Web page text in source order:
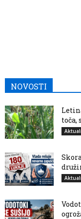
NOVOSTI
toča,